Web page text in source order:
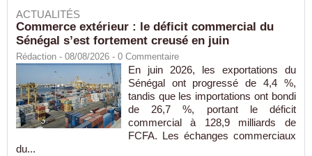
ACTUALITÉS
Commerce extérieur : le déficit commercial du
Sénégal s’est fortement creusé en juin
Rédaction - 08/08/2026 - 0 Commentaire
En juin 2026, les exportations du
Sénégal ont progressé de 4,4 %,
tandis que les importations ont bondi
de 26,7 %, portant le déficit
commercial à 128,9 milliards de
FCFA. Les échanges commerciaux
du...